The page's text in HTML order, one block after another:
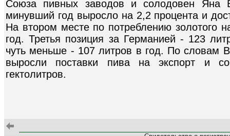
Союза пивных заводов и солодовен Яна
минувший год выросло на 2,2 процента и
На втором месте по потреблению золотого
год. Третья позиция за Германией - 123
чуть меньше - 107 литров в год. По словам
выросли поставки пива на экспорт и
гектолитров.